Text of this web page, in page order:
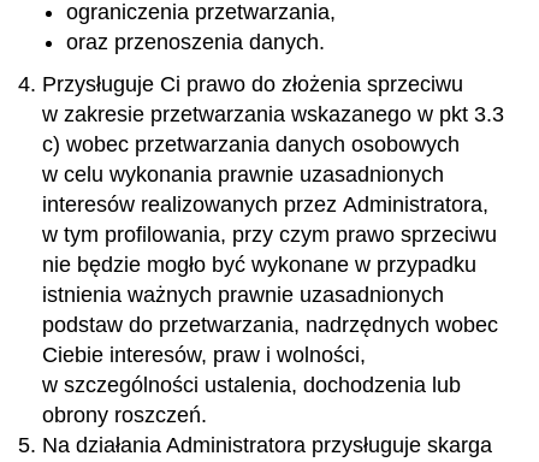
ograniczenia przetwarzania,
oraz przenoszenia danych.
Przysługuje Ci prawo do złożenia sprzeciwu
w zakresie przetwarzania wskazanego w pkt 3.3
c) wobec przetwarzania danych osobowych
w celu wykonania prawnie uzasadnionych
interesów realizowanych przez Administratora,
w tym profilowania, przy czym prawo sprzeciwu
nie będzie mogło być wykonane w przypadku
istnienia ważnych prawnie uzasadnionych
podstaw do przetwarzania, nadrzędnych wobec
Ciebie interesów, praw i wolności,
w szczególności ustalenia, dochodzenia lub
obrony roszczeń.
Na działania Administratora przysługuje skarga